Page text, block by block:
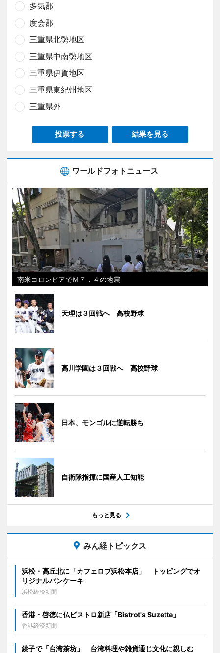
多気郡
度会郡
三重県北勢地区
三重県中南勢地区
三重県伊賀地区
三重県東紀州地区
三重県外
投票する 結果を見る
ワールドフォトニュース
南米コロンビアでＭ７．４の地震
天理は３回戦へ 高校野球
高川学園は３回戦へ 高校野球
日本、モンゴルに逆転勝ち
自衛隊指揮に国産人工知能
もっと見る
みん経トピックス
浜松・高丘北に「カフェロブ浜松本店」 トッピングでオ
リジナルパンケーキ
浜松経済新聞
香港・啓徳に仏ビストロ新店「Bistrot's Suzette」
香港経済新聞
銚子で「台湾茶坊」 台湾料理や雑貨通じ文化に親しむ